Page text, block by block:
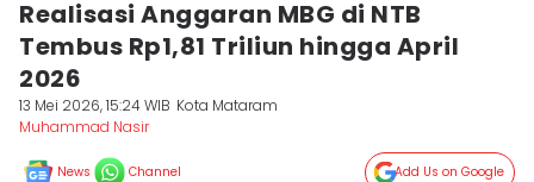
Realisasi Anggaran MBG di NTB
Tembus Rp1,81 Triliun hingga April
2026
13 Mei 2026, 15:24 WIB Kota Mataram
Muhammad Nasir
News Channel Add Us on Google